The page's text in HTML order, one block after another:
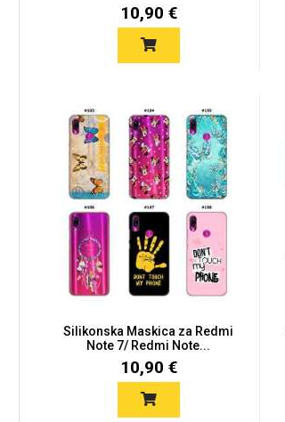
10,90 €
Silikonska Maskica za Redmi
Note 7/ Redmi Note...
10,90 €